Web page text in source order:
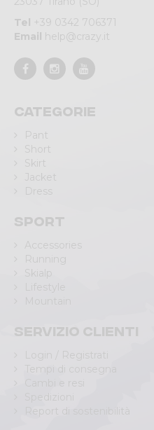
Tel +39 0342 706371
Email help@crazy.it
Categorie
Pant
Short
Skirt
Jacket
Dress
Sport
Accessories
Running
Skialp
Servizio clienti